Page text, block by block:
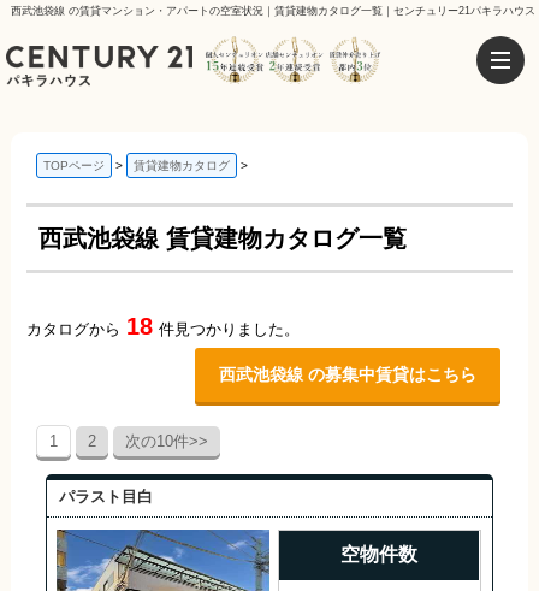
西武池袋線 の賃貸マンション・アパートの空室状況｜賃貸建物カタログ一覧｜センチュリー21パキラハウス
TOPページ 賃貸建物カタログ
西武池袋線 賃貸建物カタログ一覧
カタログから 18 件見つかりました。
西武池袋線 の募集中賃貸はこちら
1 2 次の10件>>
パラスト目白
空物件数